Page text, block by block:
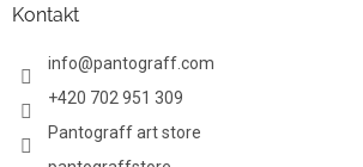
Kontakt
info@pantograff.com
+420 702 951 309
Pantograff art store